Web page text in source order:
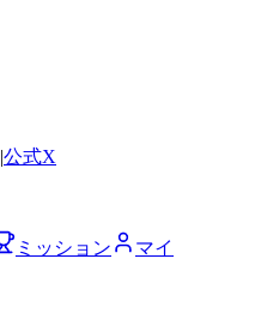
|公式X
ミッション マイ